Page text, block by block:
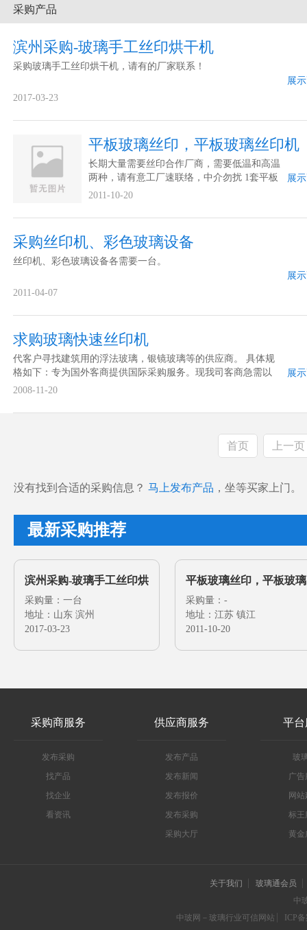
采购产品
滨州采购-玻璃手工丝印烘干机
采购玻璃手工丝印烘干机，请有的厂家联系！
展
2017-03-23
平板玻璃丝印，平板玻璃丝印机
长期大量需要丝印合作厂商，需要低温和高温
两种，请有意工厂速联络，中介勿扰 1套平板
玻璃丝印机
展
2011-10-20
采购丝印机、彩色玻璃设备
丝印机、彩色玻璃设备各需要一台。
展
2011-04-07
求购玻璃快速丝印机
代客户寻找建筑用的浮法玻璃，银镜玻璃等的供应商。 具体规
格如下：专为国外客商提供国际采购服务。现我司客商急需以
下产品：品名：Six Colour Glass Printing Machine 六色玻璃丝印
600pcs/hour（印...
展
2008-11-20
首页 上一页
没有找到合适的采购信息？ 马上发布产品 ，坐等买家上门。
最新采购推荐
滨州采购-玻璃手工丝印烘
干机
采购量：一台
地址：山东 滨州
2017-03-23
平板玻璃丝印，平板玻璃
丝印机
采购量：-
地址：江苏 镇江
2011-10-20
采购商服务
发布采购
找产品
找企业
看资讯
供应商服务
发布产品
发布新闻
发布报价
发布采购
采购大厅
平
玻
广告
网
标王
黄金
关于我们
玻璃通会员
中
中玻网－玻璃行业可信网站
ICP